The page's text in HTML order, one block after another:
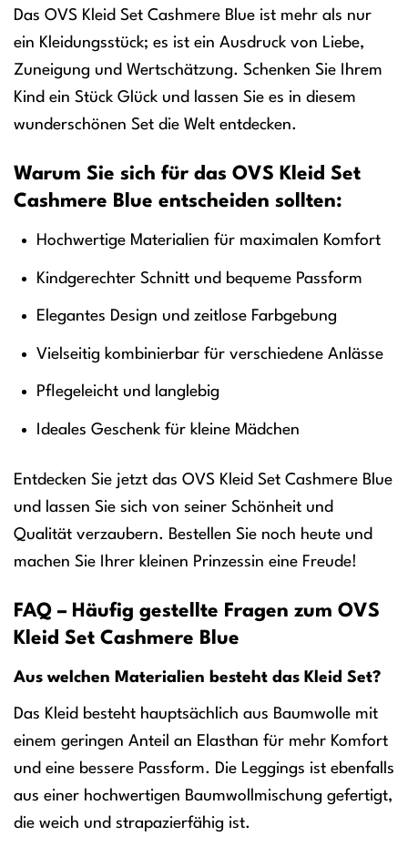
Das OVS Kleid Set Cashmere Blue ist mehr als nur
ein Kleidungsstück; es ist ein Ausdruck von Liebe,
Zuneigung und Wertschätzung. Schenken Sie Ihrem
Kind ein Stück Glück und lassen Sie es in diesem
wunderschönen Set die Welt entdecken.
Warum Sie sich für das OVS Kleid Set
Cashmere Blue entscheiden sollten:
Hochwertige Materialien für maximalen Komfort
Kindgerechter Schnitt und bequeme Passform
Elegantes Design und zeitlose Farbgebung
Vielseitig kombinierbar für verschiedene Anlässe
Pflegeleicht und langlebig
Ideales Geschenk für kleine Mädchen
Entdecken Sie jetzt das OVS Kleid Set Cashmere Blue
und lassen Sie sich von seiner Schönheit und
Qualität verzaubern. Bestellen Sie noch heute und
machen Sie Ihrer kleinen Prinzessin eine Freude!
FAQ – Häufig gestellte Fragen zum OVS
Kleid Set Cashmere Blue
Aus welchen Materialien besteht das Kleid Set?
Das Kleid besteht hauptsächlich aus Baumwolle mit
einem geringen Anteil an Elasthan für mehr Komfort
und eine bessere Passform. Die Leggings ist ebenfalls
aus einer hochwertigen Baumwollmischung gefertigt,
die weich und strapazierfähig ist.